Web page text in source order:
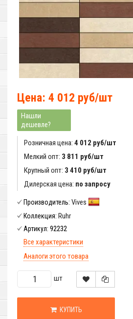
Цена: 4 012 руб/шт
Нашли
дешевле?
Розничная цена: 4 012 руб/шт
Мелкий опт: 3 811 руб/шт
Крупный опт: 3 410 руб/шт
Дилерская цена: по запросу
Производитель: Vives
Коллекция: Ruhr
Артикул: 92232
Все характеристики
Аналоги этого товара
шт
КУПИТЬ